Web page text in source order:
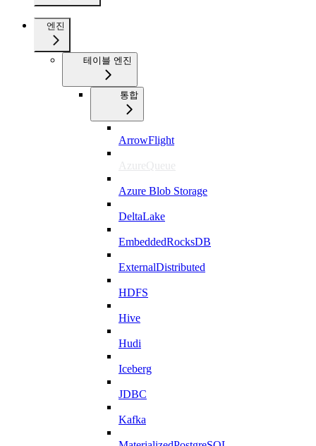
엔진
테이블 엔진
통합
ArrowFlight
AzureQueue
Azure Blob Storage
DeltaLake
EmbeddedRocksDB
ExternalDistributed
HDFS
Hive
Hudi
Iceberg
JDBC
Kafka